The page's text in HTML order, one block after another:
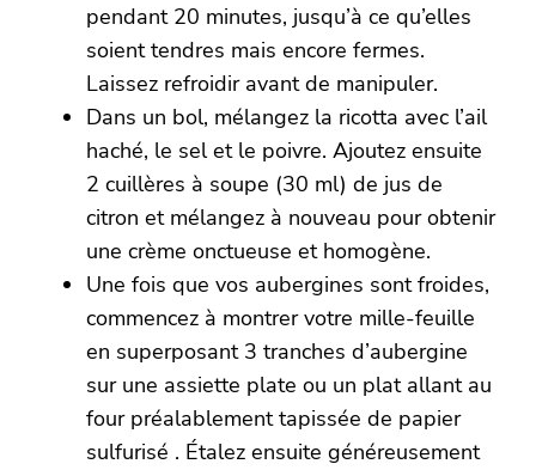
pendant 20 minutes, jusqu’à ce qu’elles
soient tendres mais encore fermes.
Laissez refroidir avant de manipuler.
Dans un bol, mélangez la ricotta avec l’ail
haché, le sel et le poivre. Ajoutez ensuite
2 cuillères à soupe (30 ml) de jus de
citron et mélangez à nouveau pour obtenir
une crème onctueuse et homogène.
Une fois que vos aubergines sont froides,
commencez à montrer votre mille-feuille
en superposant 3 tranches d’aubergine
sur une assiette plate ou un plat allant au
four préalablement tapissée de papier
sulfurisé . Étalez ensuite généreusement